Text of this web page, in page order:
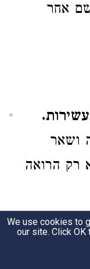
אחר
ושאר
רק הרואה
איתא
We use cookies to
our site. Click OK